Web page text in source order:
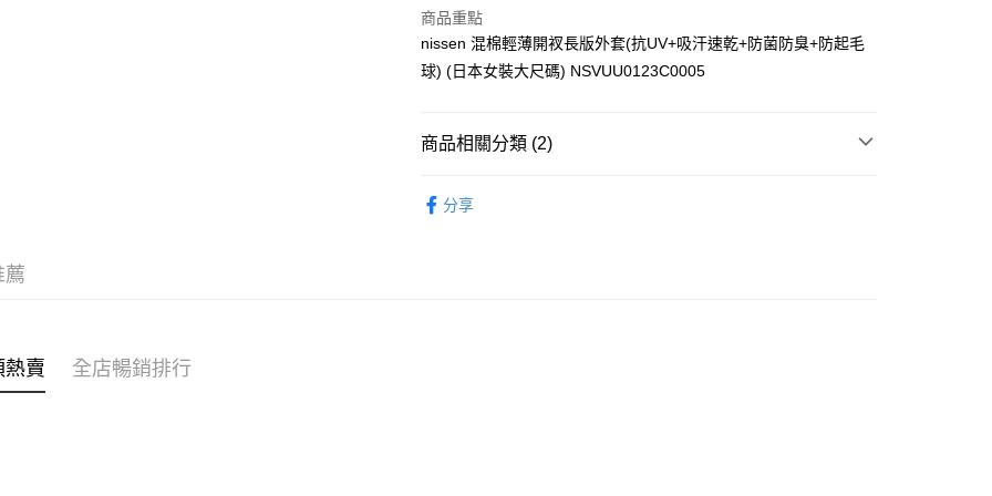
AlipayHK
PayMe
商品重點
nissen 混棉輕薄開衩長版外套(抗UV+吸汗速乾+防菌防臭+防起毛
球) (日本女裝大尺碼) NSVUU0123C0005
商品相關分類 (2)
分享
薦
賣 全店暢銷排行